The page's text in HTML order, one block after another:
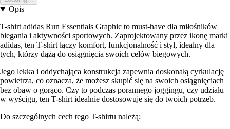
Opis
T-shirt adidas Run Essentials Graphic to must-have dla miłośników
biegania i aktywności sportowych. Zaprojektowany przez ikonę marki
adidas, ten T-shirt łączy komfort, funkcjonalność i styl, idealny dla
tych, którzy dążą do osiągnięcia swoich celów biegowych.
Jego lekka i oddychająca konstrukcja zapewnia doskonałą cyrkulację
powietrza, co oznacza, że możesz skupić się na swoich osiągnięciach
bez obaw o gorąco. Czy to podczas porannego joggingu, czy udziału
w wyścigu, ten T-shirt idealnie dostosowuje się do twoich potrzeb.
Do szczególnych cech tego T-shirtu należą: